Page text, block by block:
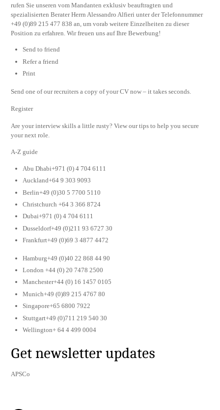
rufen Sie unseren vom Mandanten exklusiv beauftragten und
spezialisierten Berater Herrn Alessandro Alfieri unter der Telefonnummer
+49 (0)89 215 477 838 an, um vorab weitere Einzelheiten zu dieser
Position zu erfahren. Wir freuen uns auf Ihre Bewerbung!
Send to friend
Refer a friend
Print
Send one of our recruiters a copy of your CV now – it takes seconds.
Register
Are your interview skills a little rusty? View our tips to help you secure
your next role.
A-Z guide
Abu Dhabi+971 (0) 4 704 6111
Auckland+64 9 303 9093
Berlin+49 (0)30 5 7700 5110
Christchurch +64 3 366 8724
Dubai+971 (0) 4 704 6111
Dusseldorf+49 (0)211 93 6727 30
Frankfurt+49 (0)69 3 4877 4472
Hamburg+49 (0)40 22 868 44 90
London +44 (0) 20 7478 2500
Manchester+44 (0) 16 1457 0105
Munich+49 (0)89 215 4767 80
Singapore+65 6800 7922
Stuttgart+49 (0)711 219 540 30
Wellington+ 64 4 499 0004
Get newsletter updates
APSCo